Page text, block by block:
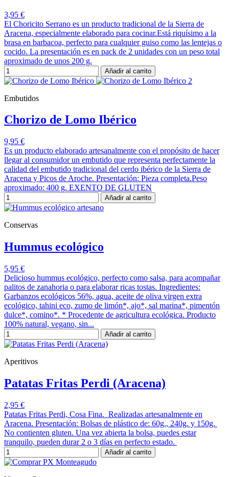
3,95 €
El Choricito Serrano es un producto tradicional de la Sierra de
Aracena, especialmente elaborado para cocinar.Está riquísimo a la
brasa en barbacoa, perfecto para cualquier guiso como las lentejas o
cocido. La presentación es en pack de 2 unidades con un peso total
aproximado de unos 200 g.
Añadir al carrito
Embutidos
Chorizo de Lomo Ibérico
9,95 €
Es un producto elaborado artesanalmente con el propósito de hacer
llegar al consumidor un embutido que representa perfectamente la
calidad del embutido tradicional del cerdo ibérico de la Sierra de
Aracena y Picos de Aroche. Presentación: Pieza completa.Peso
aproximado: 400 g. EXENTO DE GLUTEN
Añadir al carrito
Conservas
Hummus ecológico
5,95 €
Delicioso hummus ecológico, perfecto como salsa, para acompañar
palitos de zanahoria o para elaborar ricas tostas. Ingredientes:
Garbanzos ecológicos 56%, agua, aceite de oliva virgen extra
ecológico, tahini eco, zumo de limón*, ajo*, sal marina*, pimentón
dulce*, comino*. * Procedente de agricultura ecológica. Producto
100% natural, vegano, sin...
Añadir al carrito
Aperitivos
Patatas Fritas Perdi (Aracena)
2,95 €
Patatas Fritas Perdi, Cosa Fina. Realizadas artesanalmente en
Aracena. Presentación: Bolsas de plástico de: 60g., 240g. y 150g.
No contienten gluten. Una vez abierta la bolsa, puedes estar
tranquilo, pueden durar 2 o 3 días en perfecto estado.
Añadir al carrito